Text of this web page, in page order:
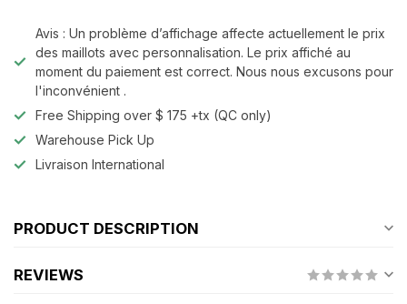
Avis : Un problème d’affichage affecte actuellement le prix
des maillots avec personnalisation. Le prix affiché au
moment du paiement est correct. Nous nous excusons pour
l'inconvénient .
Free Shipping over $ 175 +tx (QC only)
Warehouse Pick Up
Livraison International
PRODUCT DESCRIPTION
REVIEWS